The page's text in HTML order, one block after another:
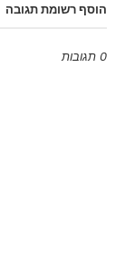
הוסף רשומת תגובה
0 תגובות